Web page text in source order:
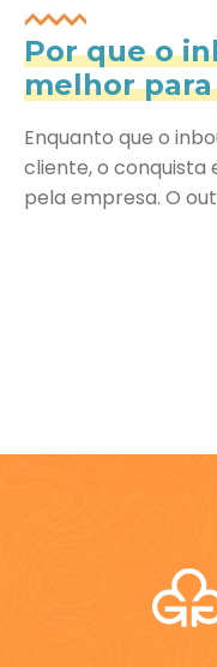
Por que o
melhor
Enquanto que o
cliente, o conquista
pela empresa. O